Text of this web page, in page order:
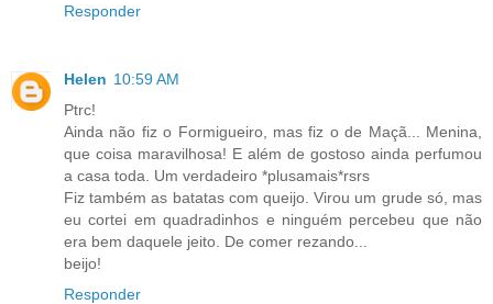
Responder
Helen 10:59 AM
Ptrc!
Ainda não fiz o Formigueiro, mas fiz o de Maçã... Menina,
que coisa maravilhosa! E além de gostoso ainda perfumou
a casa toda. Um verdadeiro *plusamais*rsrs
Fiz também as batatas com queijo. Virou um grude só, mas
eu cortei em quadradinhos e ninguém percebeu que não
era bem daquele jeito. De comer rezando...
beijo!
Responder